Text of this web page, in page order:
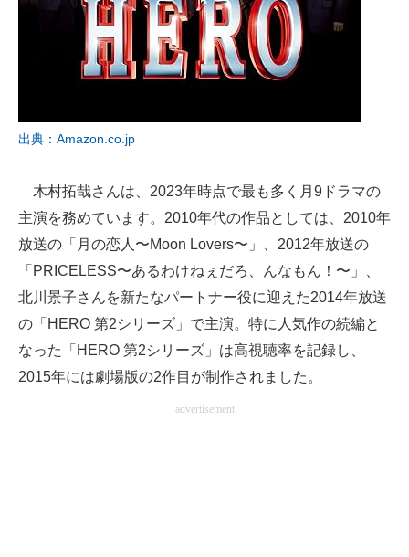
出典：Amazon.co.jp
木村拓哉さんは、2023年時点で最も多く月9ドラマの
主演を務めています。2010年代の作品としては、2010年
放送の「月の恋人〜Moon Lovers〜」、2012年放送の
「PRICELESS〜あるわけねぇだろ、んなもん！〜」、
北川景子さんを新たなパートナー役に迎えた2014年放送
の「HERO 第2シリーズ」で主演。特に人気作の続編と
なった「HERO 第2シリーズ」は高視聴率を記録し、
2015年には劇場版の2作目が制作されました。
advertisement